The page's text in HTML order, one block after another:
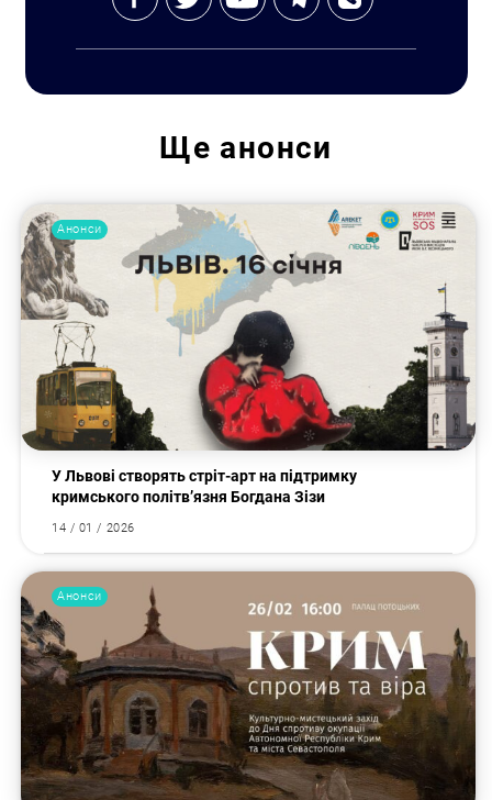
Ще анонси
Анонси
У Львові створять стріт-арт на підтримку
кримського політв’язня Богдана Зізи
14 / 01 / 2026
Анонси